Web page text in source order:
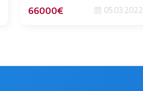
66000€ 05.03.2022